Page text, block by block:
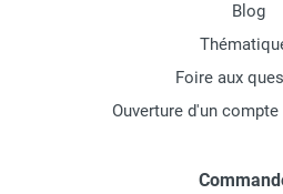
Blog
Foire aux
Ouverture d'un